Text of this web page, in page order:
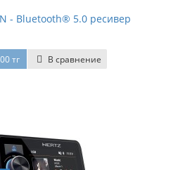
- Bluetooth® 5.0 ресивер
тг В сравнение